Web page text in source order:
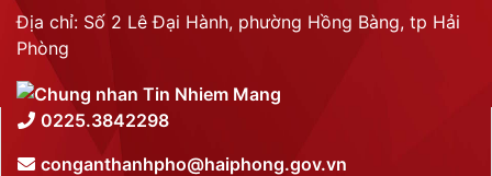
Địa chỉ: Số 2 Lê Đại Hành, phường Hồng Bàng, tp Hải
Phòng
0225.3842298
conganthanhpho@haiphong.gov.vn